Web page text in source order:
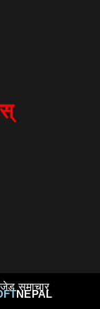
समाचार
NEPAL